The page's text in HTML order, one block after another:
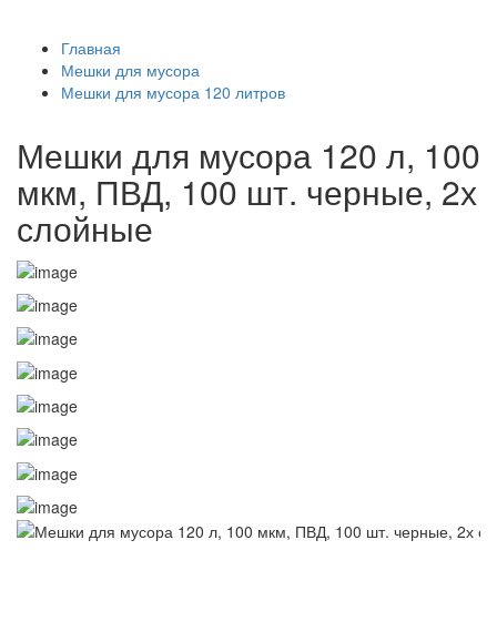
Главная
Мешки для мусора
Мешки для мусора 120 литров
Мешки для мусора 120 л, 100
мкм, ПВД, 100 шт. черные, 2х
слойные